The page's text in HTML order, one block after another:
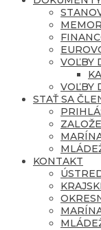
VOĽBY
VOĽBY
STAŤ SA
KONTAKT